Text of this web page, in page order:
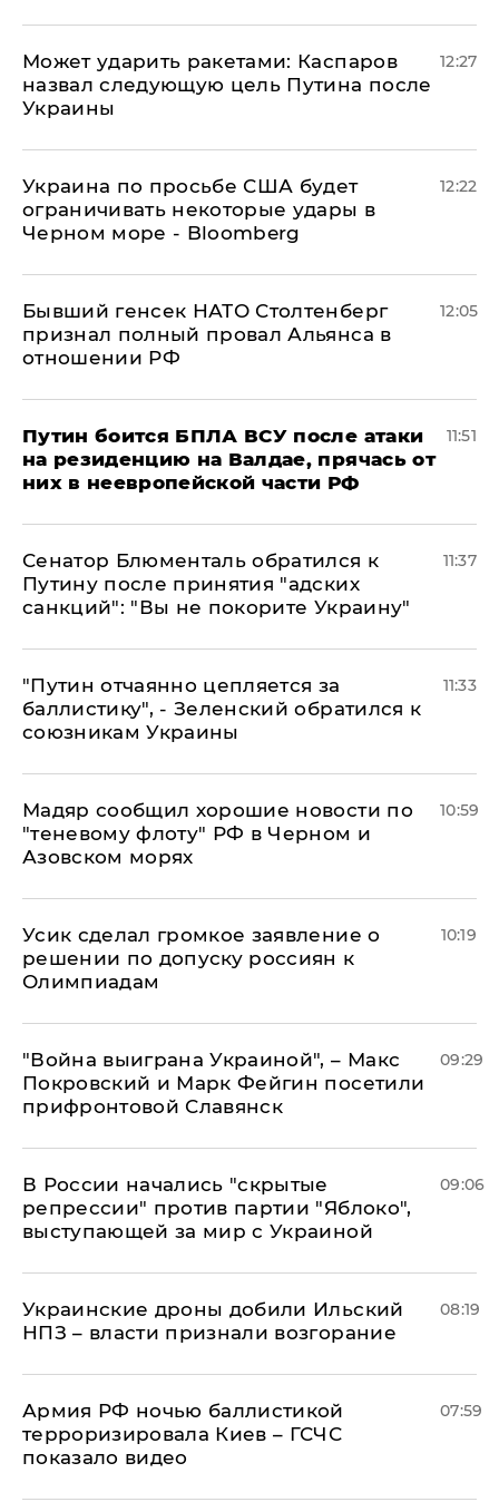
Может ударить ракетами: Каспаров
назвал следующую цель Путина после
Украины
12:27
Украина по просьбе США будет
ограничивать некоторые удары в
Черном море - Bloomberg
12:22
Бывший генсек НАТО Столтенберг
признал полный провал Альянса в
отношении РФ
12:05
Путин боится БПЛА ВСУ после атаки
на резиденцию на Валдае, прячась от
них в неевропейской части РФ
11:51
Сенатор Блюменталь обратился к
Путину после принятия "адских
санкций": "Вы не покорите Украину"
11:37
"Путин отчаянно цепляется за
баллистику", - Зеленский обратился к
союзникам Украины
11:33
Мадяр сообщил хорошие новости по
"теневому флоту" РФ в Черном и
Азовском морях
10:59
Усик сделал громкое заявление о
решении по допуску россиян к
Олимпиадам
10:19
"Война выиграна Украиной", – Макс
Покровский и Марк Фейгин посетили
прифронтовой Славянск
09:29
В России начались "скрытые
репрессии" против партии "Яблоко",
выступающей за мир с Украиной
09:06
Украинские дроны добили Ильский
НПЗ – власти признали возгорание
08:19
Армия РФ ночью баллистикой
терроризировала Киев – ГСЧС
показало видео
07:59